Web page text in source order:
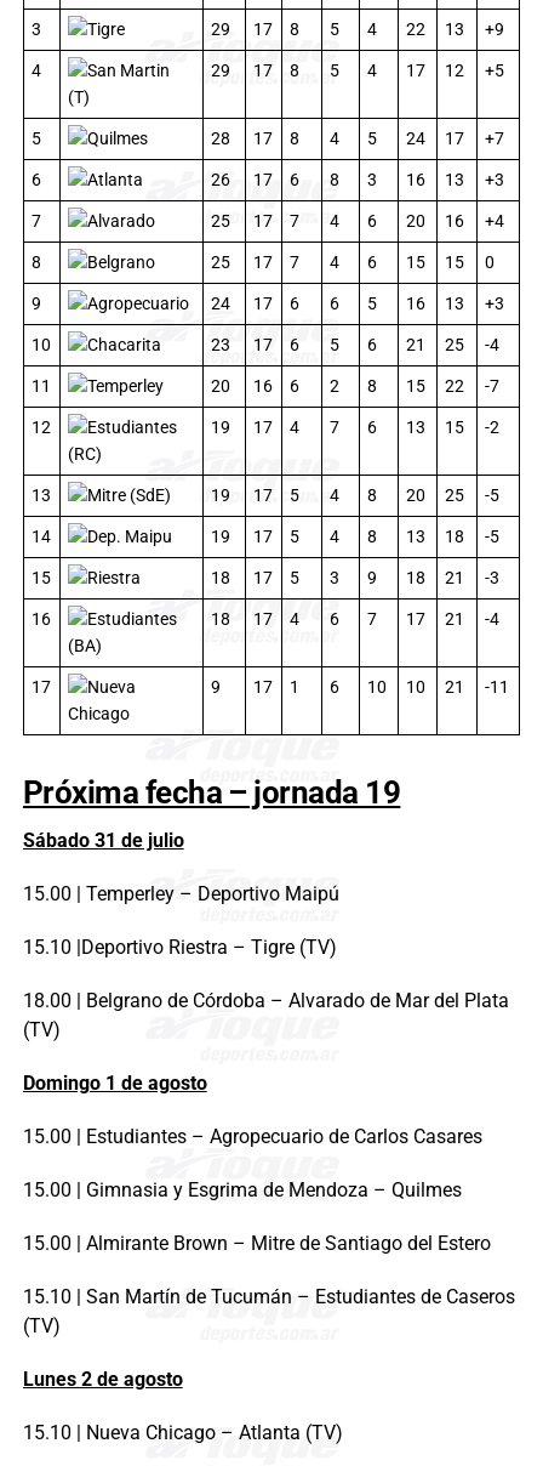
3
Tigre 29 17 8 5 4 22 13
+9
4
San Martin
(T)
29 17 8 5 4 17 12 +5
5 Quilmes 28 17 8 4 5 24 17
+7
6
Atlanta 26 17 6 8 3 16 13
+3
7
Alvarado 25 17 7 4 6 20 16
+4
8
Belgrano 25 17 7 4 6 15 15
0
9
Agropecuario 24 17 6 6 5 16 13
+3
10
Chacarita 23 17 6 5 6 21 25
-4
11
Temperley 20 16 6 2 8 15 22
-7
12
Estudiantes
(RC)
19 17 4 7 6 13 15 -2
13 Mitre (SdE) 19 17 5 4 8 20 25
-5
14
Dep. Maipu 19 17 5 4 8 13 18
-5
15
Riestra 18 17 5 3 9 18 21
-3
16
Estudiantes
(BA)
18 17 4 6 7 17 21 -4
17
Nueva
Chicago
9 17 1 6 10 10 21 -11
Próxima fecha – jornada 19
Sábado 31 de julio
15.00 | Temperley – Deportivo Maipú
15.10 |Deportivo Riestra – Tigre (TV)
18.00 | Belgrano de Córdoba – Alvarado de Mar del Plata
(TV)
Domingo 1 de agosto
15.00 | Estudiantes – Agropecuario de Carlos Casares
15.00 | Gimnasia y Esgrima de Mendoza – Quilmes
15.00 | Almirante Brown – Mitre de Santiago del Estero
15.10 | San Martín de Tucumán – Estudiantes de Caseros
(TV)
Lunes 2 de agosto
15.10 | Nueva Chicago – Atlanta (TV)